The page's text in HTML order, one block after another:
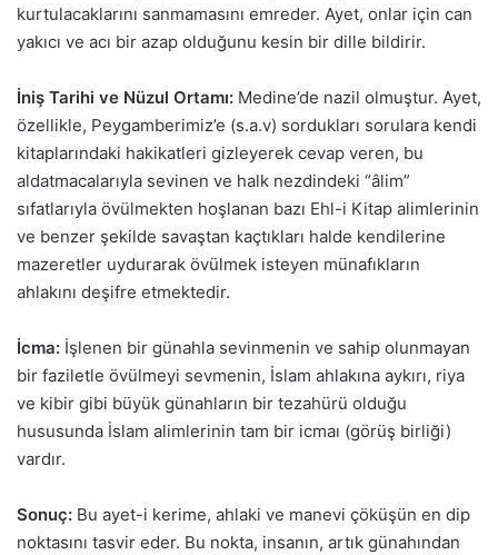
kurtulacaklarını sanmamasını emreder. Ayet, onlar için can
yakıcı ve acı bir azap olduğunu kesin bir dille bildirir.
İniş Tarihi ve Nüzul Ortamı: Medine’de nazil olmuştur. Ayet,
özellikle, Peygamberimiz’e (s.a.v) sordukları sorulara kendi
kitaplarındaki hakikatleri gizleyerek cevap veren, bu
aldatmacalarıyla sevinen ve halk nezdindeki “âlim”
sıfatlarıyla övülmekten hoşlanan bazı Ehl-i Kitap alimlerinin
ve benzer şekilde savaştan kaçtıkları halde kendilerine
mazeretler uydurarak övülmek isteyen münafıkların
ahlakını deşifre etmektedir.
İcma: İşlenen bir günahla sevinmenin ve sahip olunmayan
bir faziletle övülmeyi sevmenin, İslam ahlakına aykırı, riya
ve kibir gibi büyük günahların bir tezahürü olduğu
hususunda İslam alimlerinin tam bir icmaı (görüş birliği)
vardır.
Sonuç: Bu ayet-i kerime, ahlaki ve manevi çöküşün en dip
noktasını tasvir eder. Bu nokta, insanın, artık günahından